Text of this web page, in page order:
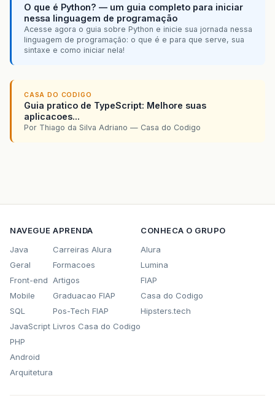
O que é Python? — um guia completo para iniciar
nessa linguagem de programação
Acesse agora o guia sobre Python e inicie sua jornada nessa
linguagem de programação: o que é e para que serve, sua
sintaxe e como iniciar nela!
CASA DO CODIGO
Guia pratico de TypeScript: Melhore suas
aplicacoes...
Por Thiago da Silva Adriano — Casa do Codigo
NAVEGUE
Java
Geral
Front-end
Mobile
SQL
JavaScript
PHP
Android
Arquitetura
APRENDA
Carreiras Alura
Formacoes
Artigos
Graduacao FIAP
Pos-Tech FIAP
Livros Casa do Codigo
CONHECA O GRUPO
Alura
Lumina
FIAP
Casa do Codigo
Hipsters.tech